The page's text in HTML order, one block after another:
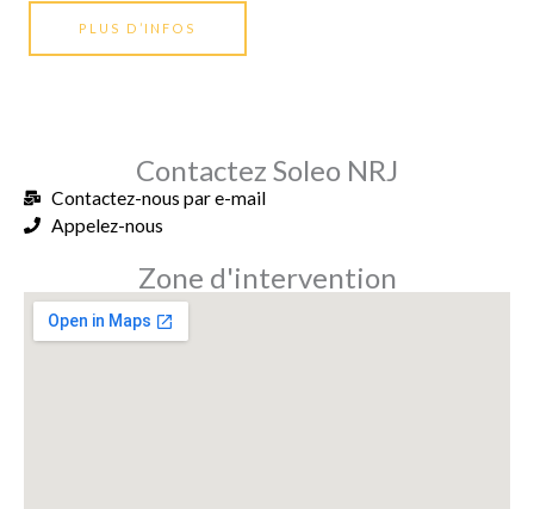
PLUS D’INFOS
Contactez Soleo NRJ
Contactez-nous par e-mail
Appelez-nous
Zone d'intervention